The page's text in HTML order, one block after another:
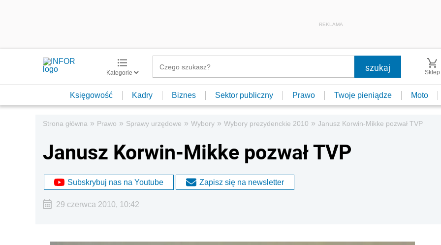
REKLAMA
Kategorie Sklep
Księgowość Kadry Biznes Sektor publiczny Prawo Twoje pieniądze Moto
Strona główna » Prawo » Sprawy urzędowe » Wybory » Wybory prezydenckie 2010 » Janusz Korwin-Mikke pozwał TVP
Janusz Korwin-Mikke pozwał TVP
Subskrybuj nas na Youtube Zapisz się na newsletter
29 czerwca 2010, 10:42